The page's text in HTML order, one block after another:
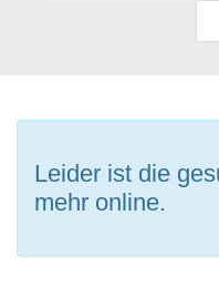
Leider ist die
mehr online.